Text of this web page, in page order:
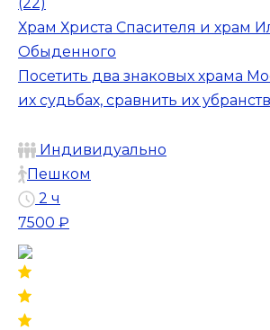
(22)
Храм Христа Спасителя и храм
Обыденного
Посетить два знаковых храма
их судьбах, сравнить их
Индивидуально
Пешком
2 ч
7500 ₽